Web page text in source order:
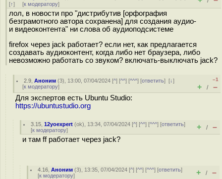
[↑] [к модератору]
лол, в новости про "дистрибутив [орфография
безграмотного автора сохранена] для создания аудио-
и видеоконтента" ни слова об аудиоподсистеме
firefox через jack работает? если нет, как предлагается
создавать аудиоконтент, когда либо нет браузера, либо
невозможно работать со звуком? включать-выключать jack?
2.9 ,Аноним (3), 13:00, 07/04/2024 [^] [^^] [^^^] [ответить][↓]
[к модератору]
–1
+ / –
Для экспертов есть Ubuntu Studio:
https://ubuntustudio.org
3.15 ,12yoexpert (ok), 13:34, 07/04/2024 [^] [^^] [^^^] [ответить]
[к модератору] + / –
и там ff работает через jack?
4.16 ,Аноним (3), 13:35, 07/04/2024 [^] [^^] [^^^] [ответить]
[к модератору] + / –